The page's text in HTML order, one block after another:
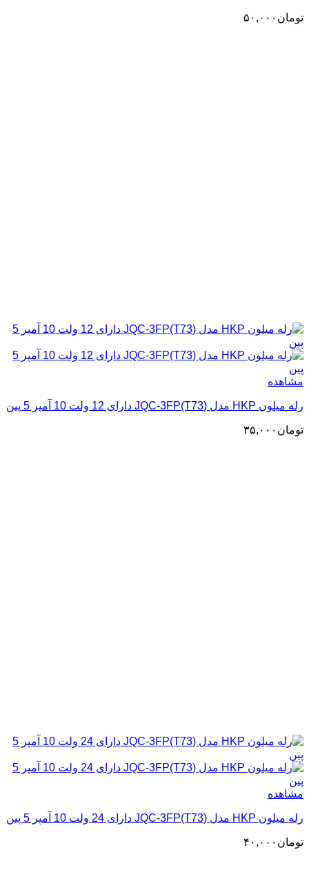
تومان ۵۰,۰۰۰
مشاهده
رله میلون HKP مدل (JQC-3FP(T73 دارای 12 ولت 10 آمپر 5 پین
تومان ۳۵,۰۰۰
مشاهده
رله میلون HKP مدل (JQC-3FP(T73 دارای 24 ولت 10 آمپر 5 پین
تومان ۴۰,۰۰۰